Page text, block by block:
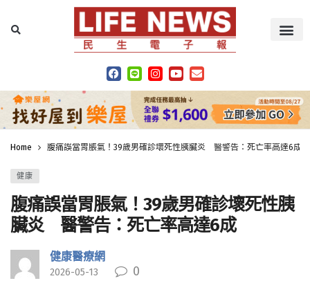
Home 腹痛誤當胃脹氣！39歲男確診壞死性胰臟炎 醫警告：死亡率高達6成
健康
腹痛誤當胃脹氣！39歲男確診壞死性胰
臟炎 醫警告：死亡率高達6成
健康醫療網
2026-05-13 0